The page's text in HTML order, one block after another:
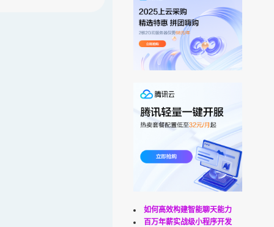
如何高效构建智能聊天能力
百万年薪实战级小程序开发